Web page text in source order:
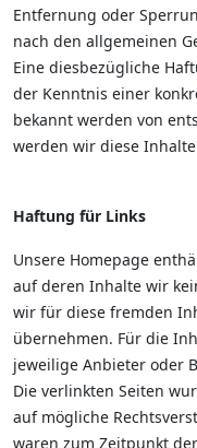
Entfernung oder
nach den allgemeinen
Eine diesbezügliche
der Kenntnis einer
bekannt werden von
werden wir diese
Haftung für Links
Unsere Homepage
auf deren Inhalte wir
wir für diese fremden
übernehmen. Für die
jeweilige Anbieter oder
Die verlinkten Seiten
auf mögliche
waren zum Zeitpunkt